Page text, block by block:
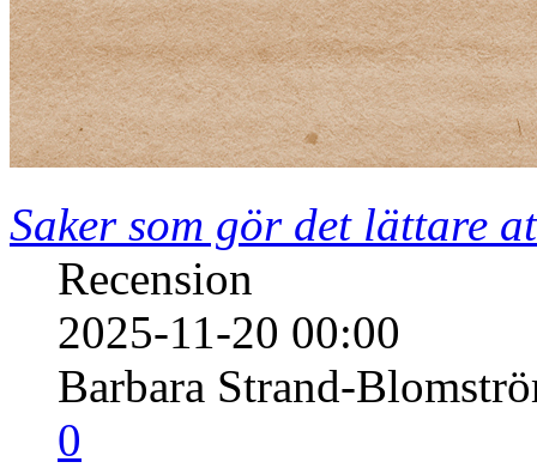
Saker som gör det lättare
Recension
2025-11-20 00:00
Barbara Strand-
0